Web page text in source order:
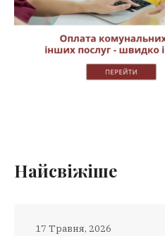
Найсвіжіше
17 Травня, 2026